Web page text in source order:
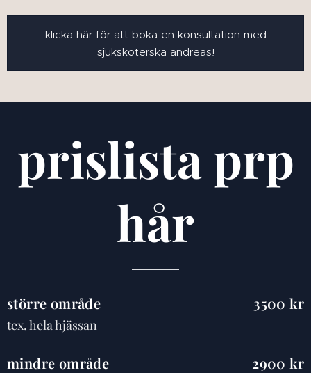
klicka här för att boka en konsultation med
sjuksköterska andreas!
prislista prp
hår
större område
tex. hela hjässan
3500 kr
mindre område 2900 kr